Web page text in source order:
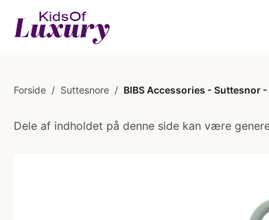
Forside / Suttesnore / BIBS Accessories - Suttesnor
Dele af indholdet på denne side kan være